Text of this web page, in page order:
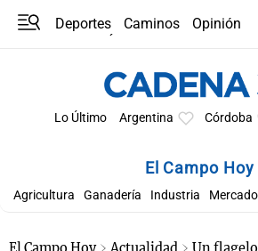
Deportes Caminos
Opinión
Lo Último Argentina Córdoba
El Campo Hoy
Agricultura Ganadería Industria